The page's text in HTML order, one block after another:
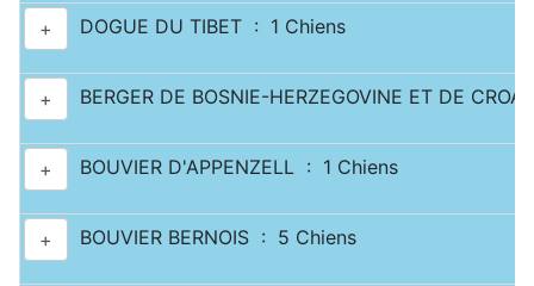
+ DOGUE DU TIBET : 1 Chiens
+ BERGER DE BOSNIE-HERZEGOVINE ET DE
+ BOUVIER D'APPENZELL : 1 Chiens
+ BOUVIER BERNOIS : 5 Chiens